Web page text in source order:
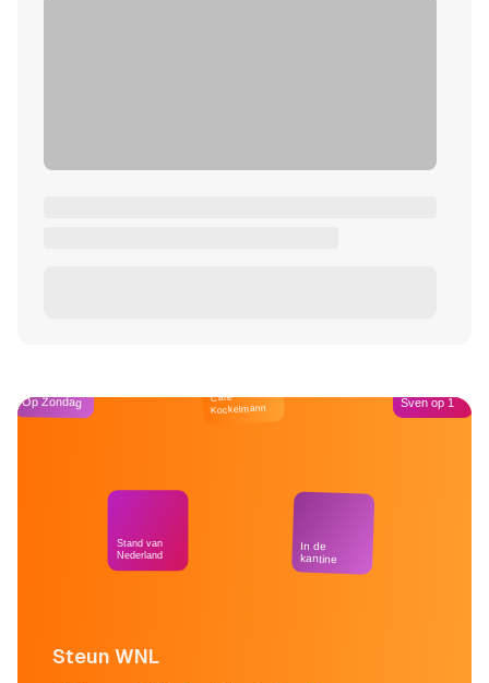
Steun WNL
Op Zondag
Stand van
Nederland
Café
Kockelmann
In de
kantine
Sven op 1